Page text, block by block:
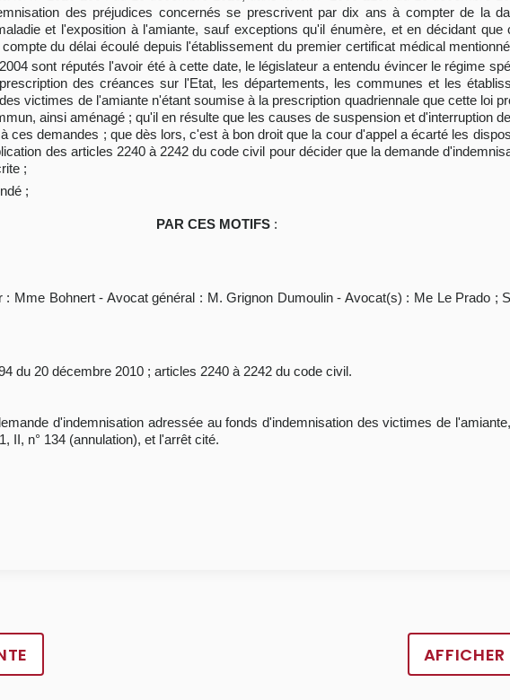
des préjudices concernés se prescrivent par dix ans à compter de la
et l'exposition à l'amiante, sauf exceptions qu'il énumère, et en décidant que
du délai écoulé depuis l'établissement du premier certificat médical
sont réputés l'avoir été à cette date, le législateur a entendu évincer le régime
des créances sur l'Etat, les départements, les communes et les
victimes de l'amiante n'étant soumise à la prescription quadriennale que cette loi
ainsi aménagé ; qu'il en résulte que les causes de suspension et d'interruption
ces demandes ; que dès lors, c'est à bon droit que la cour d'appel a écarté les
des articles 2240 à 2242 du code civil pour décider que la demande
;
;
PAR CES MOTIFS:
Mme Bohnert - Avocat général : M. Grignon Dumoulin - Avocat(s) : Me Le Prado ;
du 20 décembre 2010 ; articles 2240 à 2242 du code civil.
d'indemnisation adressée au fonds d'indemnisation des victimes de
II, n° 134 (annulation), et l'arrêt cité.
AFFICHER